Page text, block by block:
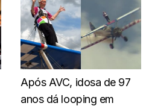
Após AVC, idosa de 97
anos dá looping em